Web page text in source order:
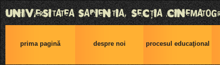
prima pagină despre noi procesul educaţional